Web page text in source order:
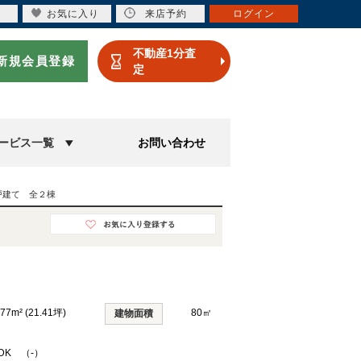
規会員登録
不動産1分査
定
ビス一覧 お問い合わせ
建て 全２棟
(21.41坪) 建物面積 80㎡
（-）
お気に入り 来店予約 ログイン